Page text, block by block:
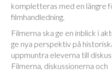
kompletteras med en längre
filmhandledning.
Filmerna ska ge en inblick i
ge nya perspektiv på
uppmuntra eleverna till
Filmerna, diskussionerna och